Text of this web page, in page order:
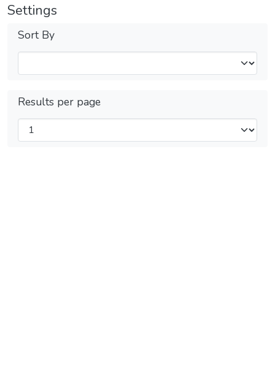
Settings
Sort By
Results per page